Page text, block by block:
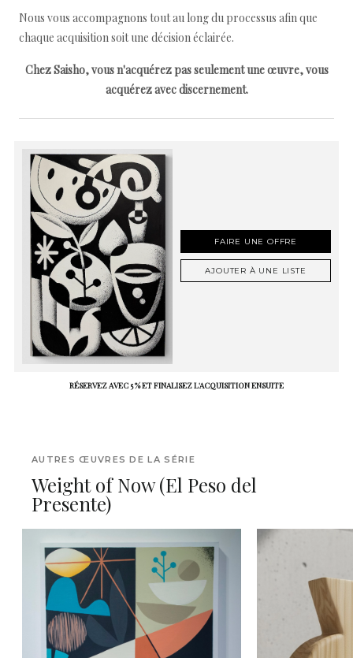
Nous vous accompagnons tout au long du processus afin que
chaque acquisition soit une décision éclairée.
Chez Saisho, vous n'acquérez pas seulement une œuvre, vous
acquérez avec discernement.
FAIRE UNE OFFRE
AJOUTER À UNE LISTE
RÉSERVEZ AVEC 5 % ET FINALISEZ L'ACQUISITION ENSUITE
AUTRES ŒUVRES DE LA SÉRIE
Weight of Now (El Peso del
Presente)